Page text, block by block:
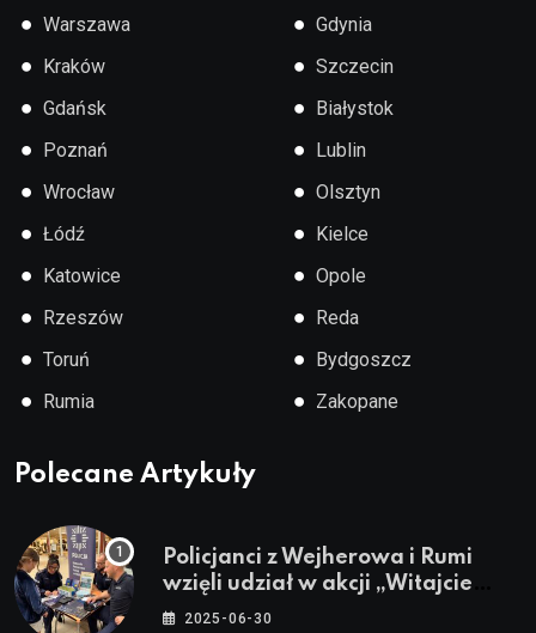
● Warszawa
● Kraków
● Gdańsk
● Poznań
● Wrocław
● Łódź
● Katowice
● Rzeszów
● Toruń
● Rumia
● Gdynia
● Szczecin
● Białystok
● Lublin
● Olsztyn
● Kielce
● Opole
● Reda
● Bydgoszcz
● Zakopane
Polecane Artykuły
Policjanci z Wejherowa i Rumi
wzięli udział w akcji „Witajcie
Wakacje”
2025-06-30